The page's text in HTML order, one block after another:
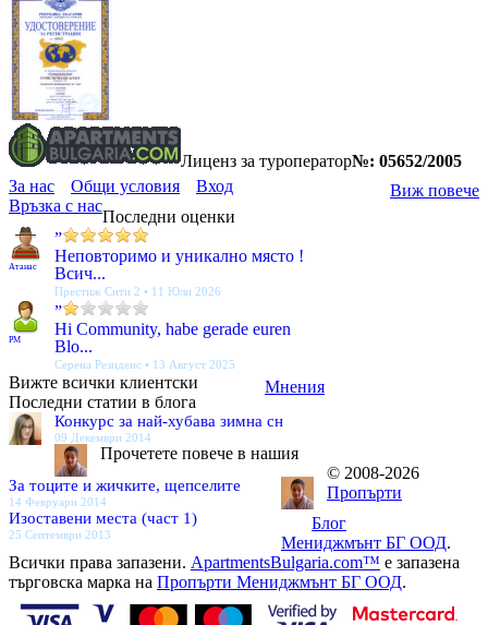
Лиценз за туроператор№: 05652/2005
Виж повече
За нас Общи условия
Вход
Връзка с нас
Последни оценки
Атанас
”
Неповторимо и уникално място !
Всич...
Престиж Сити 2 • 11 Юли 2026
PM
”
Hi Community, habe gerade euren
Blo...
Серена Резиденс • 13 Август 2025
Мнения
Вижте всички клиентски
Последни статии в блога
Конкурс за най-хубава зимна сн
09 Декември 2014
За тоците и жичките, щепселите
14 Февруари 2014
Изоставени места (част 1)
25 Септември 2013
Блог
Прочетете повече в нашия
© 2008-2026
Пропърти
Мениджмънт БГ ООД.
Всички права запазени. ApartmentsBulgaria.com™ е запазена
търговска марка на Пропърти Мениджмънт БГ ООД.